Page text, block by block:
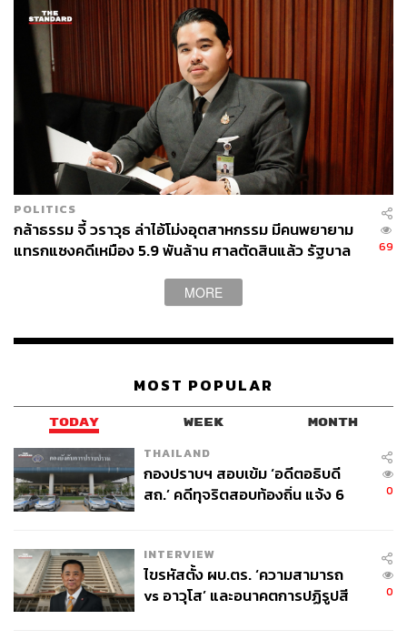
POLITICS
กล้าธรรม จี้ วราวุธ ล่าไอ้โม่งอุตสาหกรรม มีคนพยายาม
แทรกแซงคดีเหมือง 5.9 พันล้าน ศาลตัดสินแล้ว รัฐบาล
69
MORE
MOST POPULAR
TODAY WEEK MONTH
THAILAND
กองปราบฯ สอบเข้ม ‘อดีตอธิบดี
สถ.’ คดีทุจริตสอบท้องถิ่น แจ้ง 6
0
INTERVIEW
ไขรหัสตั้ง ผบ.ตร. ‘ความสามารถ
vs อาวุโส’ และอนาคตการปฏิรูปสี
0